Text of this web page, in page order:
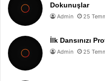
Dokunuşlar
Admin 25
İlk Dansınızı
Admin 25